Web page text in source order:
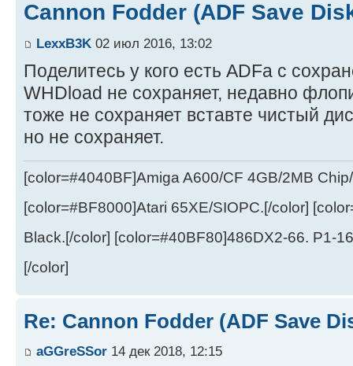
Cannon Fodder (ADF Save
LexxB3K 02 июл 2016, 13:02
Поделитесь у кого есть ADFа с
WHDload не сохраняет, недавно
тоже не сохраняет вставте чистый
но не сохраняет.
[color=#4040BF]Amiga A600/CF 4GB/2MB
[color=#BF8000]Atari 65XE/SIOPC.[/color]
Black.[/color] [color=#40BF80]486DX2-66. P1-
[/color]
Re: Cannon Fodder (ADF Save
aGGreSSor 14 дек 2018, 12:15